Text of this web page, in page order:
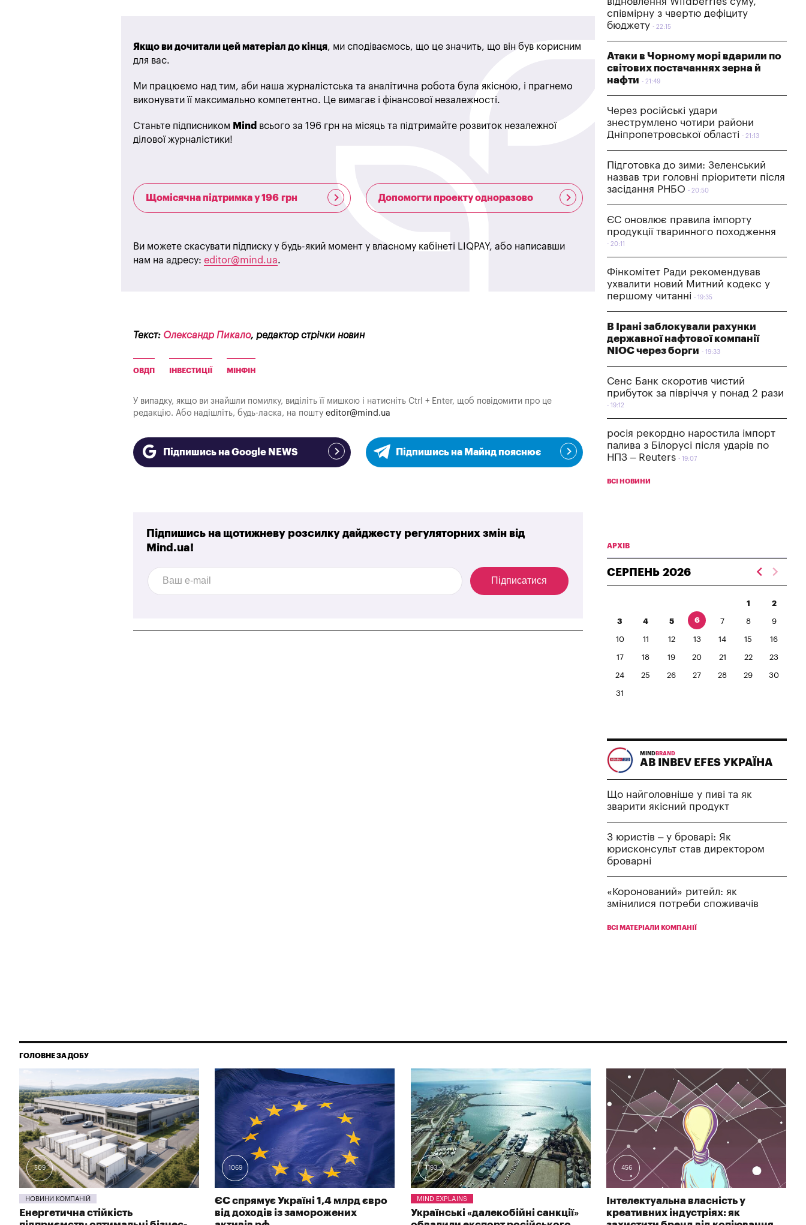
Якщо ви дочитали цей матеріал до кінця, ми сподіваємось, що це значить, що він був корисним
для вас.
Ми працюємо над тим, аби наша журналістська та аналітична робота була якісною, і прагнемо
виконувати її максимально компетентно. Це вимагає і фінансової незалежності.
Станьте підписником Mind всього за 196 грн на місяць та підтримайте розвиток незалежної
ділової журналістики!
Щомісячна підтримка у 196 грн Допомогти проекту одноразово
Ви можете скасувати підписку у будь-який момент у власному кабінеті LIQPAY, або написавши
нам на адресу: editor@mind.ua.
Текст: Олександр Пикало, редактор стрічки новин
ОВДП ІНВЕСТИЦІЇ МІНФІН
У випадку, якщо ви знайшли помилку, виділіть її мишкою і натисніть Ctrl + Enter, щоб повідомити про це
редакцію. Або надішліть, будь-ласка, на пошту editor@mind.ua
Підпишись на Google NEWS Підпишись на Майнд пояснює
Підпишись на щотижневу розсилку дайджесту регуляторних змін від
Mind.ua!
Підписатися
співмірну з чвертю дефіциту
бюджету
22:15
Атаки в Чорному морі вдарили по
світових постачаннях зерна й
нафти
21:49
Через російські удари
знеструмлено чотири райони
Дніпропетровської області
21:13
Підготовка до зими: Зеленський
назвав три головні пріоритети після
засідання РНБО
20:50
ЄС оновлює правила імпорту
продукції тваринного походження
20:11
Фінкомітет Ради рекомендував
ухвалити новий Митний кодекс у
першому читанні
19:35
В Ірані заблокували рахунки
державної нафтової компанії
NIOC через борги
19:33
Сенс Банк скоротив чистий
прибуток за півріччя у понад 2 рази
19:12
росія рекордно наростила імпорт
палива з Білорусі після ударів по
НПЗ – Reuters
19:07
ВСІ НОВИНИ
АРХІВ
СЕРПЕНЬ 2026
1 2
3 4 5 6 7 8 9
10 11 12 13 14 15 16
17 18 19 20 21 22 23
24 25 26 27 28 29 30
31
MIND BRAND
AB INBEV EFES УКРАЇНА
Що найголовніше у пиві та як
зварити якісний продукт
З юристів – у броварі: Як
юрисконсульт став директором
броварні
«Коронований» ритейл: як
змінилися потреби споживачів
ВСІ МАТЕРІАЛИ КОМПАНІЇ
ГОЛОВНЕ ЗА ДОБУ
509
НОВИНИ КОМПАНІЙ
Енергетична стійкість
1069
ЄС спрямує Україні 1,4 млрд євро
від доходів із заморожених
1193
MIND EXPLAINS
Українські «далекобійні санкції»
456
Інтелектуальна власність у
креативних індустріях: як